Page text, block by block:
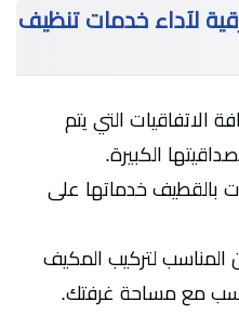
لآداء خدمات تنظيف
الاتفاقيات التي يتم
الكبيرة.
بالقطيف خدماتها على
المناسب لتركيب المكيف
مع مساحة غرفتك.